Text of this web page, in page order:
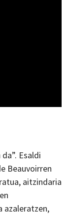
Esaldi
Beauvoirren
aitzindaria
azaleratzen,